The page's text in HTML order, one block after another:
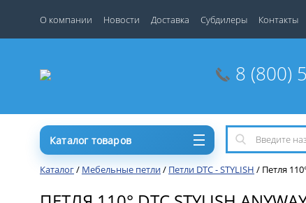
О компании Новости Доставка Субдилеры Контакты
8 (800)
Каталог товаров
Каталог/ Мебельные петли/ Петли DTC - STYLISH / Петля